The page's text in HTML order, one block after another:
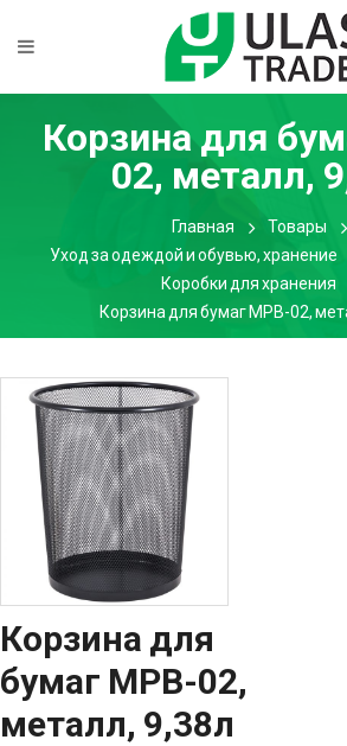
Корзина для
02, металл,
Главная
Товары
Уход за одеждой и обувью, хранение
Коробки для хранения
Корзина для бумаг MPB-02,
Корзина для
бумаг MPB-02,
металл, 9,38л